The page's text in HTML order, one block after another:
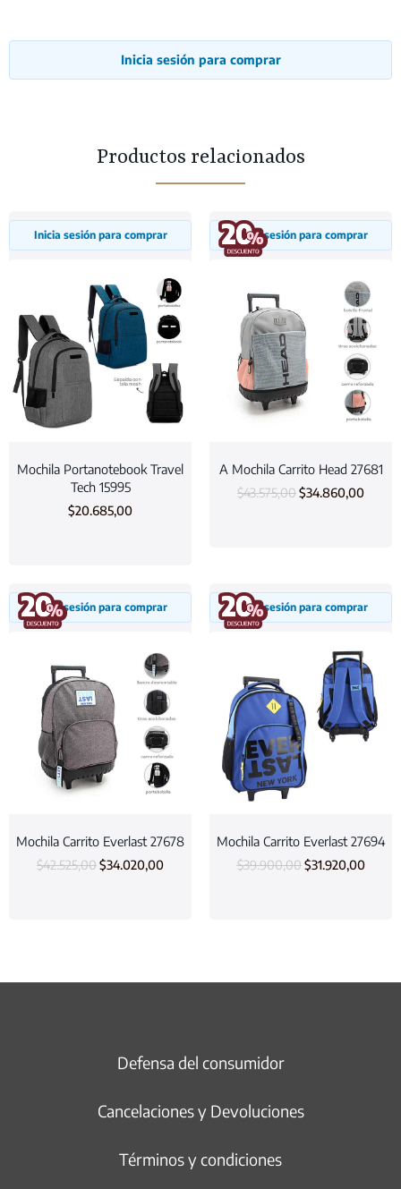
Inicia sesión para comprar
Productos relacionados
Inicia sesión para comprar
Mochila Portanotebook Travel
Tech 15995
$20.685,00
Inicia sesión para comprar
A Mochila Carrito Head 27681
$43.575,00$34.860,00
Inicia sesión para comprar
Mochila Carrito Everlast 27678
$42.525,00$34.020,00
Inicia sesión para comprar
Mochila Carrito Everlast 27694
$39.900,00 $31.920,00
Defensa del consumidor
Cancelaciones y Devoluciones
Términos y condiciones